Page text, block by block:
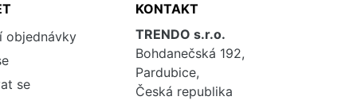
objednávky
se
KONTAKT
TRENDO s.r.o.
Bohdanečská 192,
Pardubice,
Česká republika